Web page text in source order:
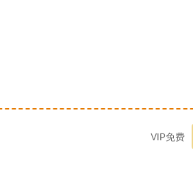
VIP免费